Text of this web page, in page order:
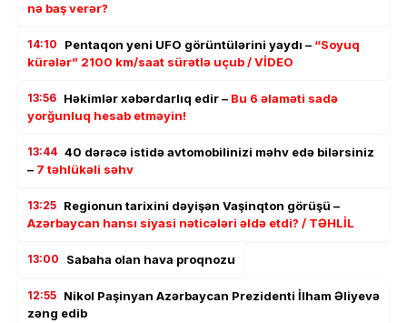
nə baş verər?
14:10 Pentaqon yeni UFO görüntülərini yaydı – “Soyuq
kürələr” 2100 km/saat sürətlə uçub / VİDEO
13:56 Həkimlər xəbərdarlıq edir – Bu 6 əlaməti sadə
yorğunluq hesab etməyin!
13:44 40 dərəcə istidə avtomobilinizi məhv edə bilərsiniz
– 7 təhlükəli səhv
13:25 Regionun tarixini dəyişən Vaşinqton görüşü –
Azərbaycan hansı siyasi nəticələri əldə etdi? / TƏHLİL
13:00 Sabaha olan hava proqnozu
12:55 Nikol Paşinyan Azərbaycan Prezidenti İlham Əliyevə
zəng edib